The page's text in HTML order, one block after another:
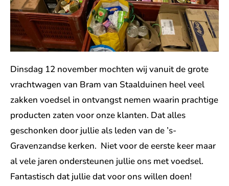
Dinsdag 12 november mochten wij vanuit de grote
vrachtwagen van Bram van Staalduinen heel veel
zakken voedsel in ontvangst nemen waarin prachtige
producten zaten voor onze klanten. Dat alles
geschonken door jullie als leden van de ’s-
Gravenzandse kerken. Niet voor de eerste keer maar
al vele jaren ondersteunen jullie ons met voedsel.
Fantastisch dat jullie dat voor ons willen doen!